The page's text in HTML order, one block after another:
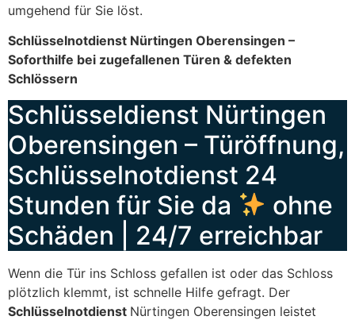
umgehend für Sie löst.
Schlüsselnotdienst Nürtingen Oberensingen –
Soforthilfe bei zugefallenen Türen & defekten
Schlössern
Schlüsseldienst Nürtingen
Oberensingen – Türöffnung,
Schlüsselnotdienst 24
Stunden für Sie da
ohne
Schäden | 24/7 erreichbar
Wenn die Tür ins Schloss gefallen ist oder das Schloss
plötzlich klemmt, ist schnelle Hilfe gefragt. Der
Schlüsselnotdienst Nürtingen Oberensingen leistet